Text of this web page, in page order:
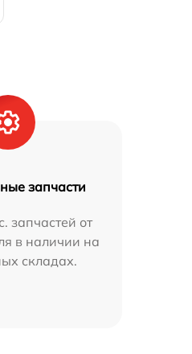
запчасти
запчастей от
в наличии на
складах.